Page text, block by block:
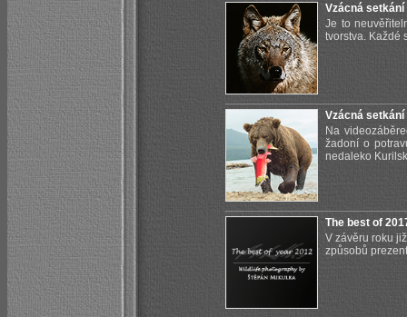
Vzácná
Je to
tvorstva. Každé
Vzácná
Na
žadoní o
nedaleko
The best of
V závěru roku
způsobů